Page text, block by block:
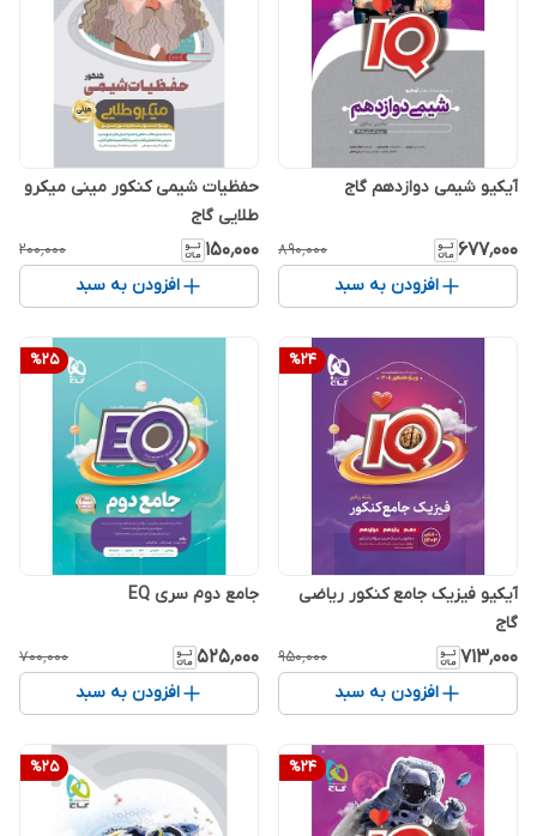
آیکیو شیمی دوازدهم گاج
۶۷۷٬۰۰۰ ۸۹۰٬۰۰۰
افزودن به سبد
حفظیات شیمی کنکور مینی میکرو
طلایی گاج
۱۵۰٬۰۰۰ ۲۰۰٬۰۰۰
افزودن به سبد
%24
آیکیو فیزیک جامع کنکور ریاضی
گاج
۷۱۳٬۰۰۰ ۹۵۰٬۰۰۰
افزودن به سبد
%25
جامع دوم سری EQ
۵۲۵٬۰۰۰ ۷۰۰٬۰۰۰
افزودن به سبد
%24
%25